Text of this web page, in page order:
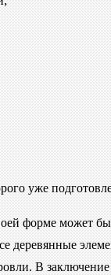
уже
форме может
деревянные
В